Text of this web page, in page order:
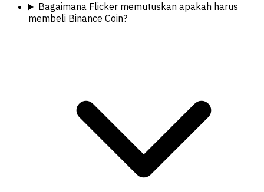
Bagaimana Flicker memutuskan apakah harus
membeli Binance Coin?